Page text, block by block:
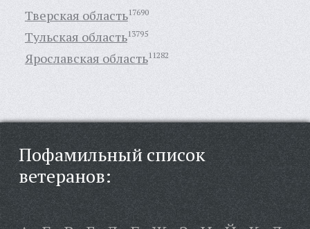
Тверская область17690
Тульская область13795
Ярославская область11282
Пофамильный список
ветеранов: